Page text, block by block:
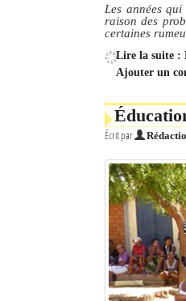
Les années
raison des
certaines
Lire la suite :
Ajouter un
Écrit par